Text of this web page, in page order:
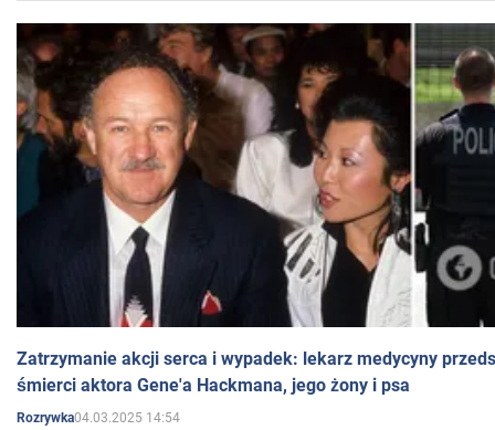
Zatrzymanie akcji serca i wypadek: lekarz medycyny
śmierci aktora Gene'a Hackmana, jego żony i psa
Rozrywka04.03.2025 14:54